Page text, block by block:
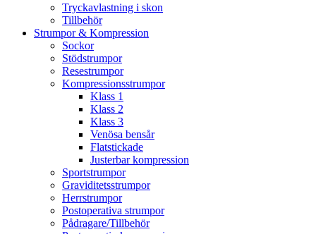
Tryckavlastning i skon
Tillbehör
Strumpor & Kompression
Sockor
Stödstrumpor
Resestrumpor
Kompressionsstrumpor
Klass 1
Klass 2
Klass 3
Venösa bensår
Flatstickade
Justerbar kompression
Sportstrumpor
Graviditetsstrumpor
Herrstrumpor
Postoperativa strumpor
Pådragare/Tillbehör